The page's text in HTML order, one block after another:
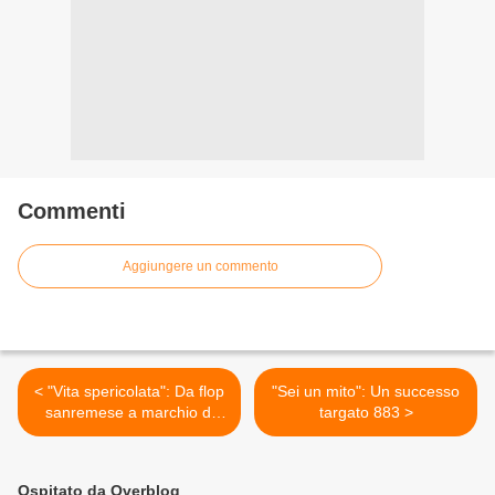
Commenti
Aggiungere un commento
< "Vita spericolata": Da flop
sanremese a marchio di
Vasco
"Sei un mito": Un successo
targato 883 >
Ospitato da Overblog